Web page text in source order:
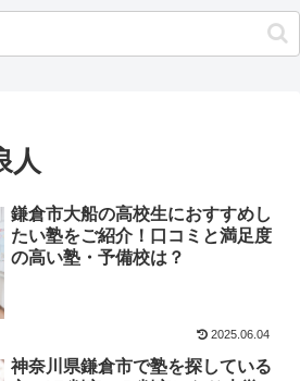
人
鎌倉市大船の高校生におすすめし
たい塾をご紹介！口コミと満足度
の高い塾・予備校は？
2025.06.04
神奈川県鎌倉市で塾を探している